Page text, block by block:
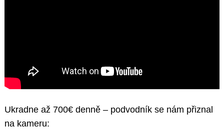
Ukradne až 700€ denně – podvodník se nám přiznal
na kameru: